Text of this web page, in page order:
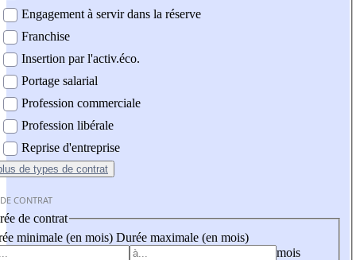
Engagement à servir dans la réserve
Franchise
Insertion par l'activ.éco.
Portage salarial
Profession commerciale
Profession libérale
Reprise d'entreprise
de types de contrat
CONTRAT
de contrat
minimale (en mois) Durée maximale (en mois)
mois